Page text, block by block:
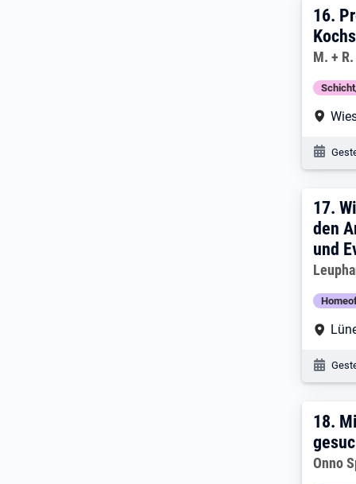
16.
16.
M. +
17.
17.
den
und
18.
18.
Onno